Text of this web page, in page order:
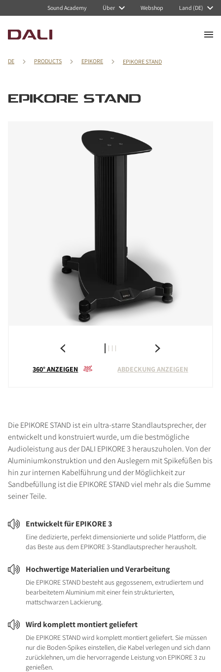
Sound Academy Über Webshop Land (DE)
DE PRODUCTS EPIKORE EPIKORE STAND
EPIKORE STAND
360° ANZEIGEN ABDECKUNG ANZEIGEN
Die EPIKORE STAND ist ein ultra-starre Standlautsprecher, der
entwickelt und konstruiert wurde, um die bestmögliche
Audioleistung aus der DALI EPIKORE 3 herauszuholen. Von der
Aluminiumkonstruktion und den Auslegern mit Spikefüßen bis
hin zur internen Kabelführung und der Möglichkeit zur
Sandbefüllung ist die EPIKORE STAND viel mehr als die Summe
seiner Teile.
Entwickelt für EPIKORE 3
Eine dedizierte, perfekt dimensionierte und solide Plattform, die
das Beste aus dem EPIKORE 3-Standlautsprecher herausholt.
Hochwertige Materialien und Verarbeitung
Die EPIKORE STAND besteht aus gegossenem, extrudiertem und
bearbeitetem Aluminium mit einer fein strukturierten,
mattschwarzen Lackierung.
Wird komplett montiert geliefert
Die EPIKORE STAND wird komplett montiert geliefert. Sie müssen
nur die Boden-Spikes einstellen, die Kabel verlegen und sich dann
zurücklehnen, um die hervorragende Leistung von EPIKORE 3 zu
genießen.